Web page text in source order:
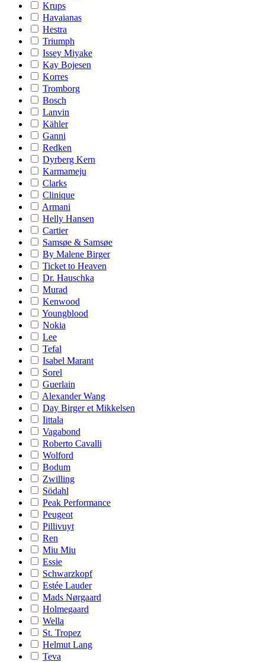
Krups
Havaianas
Hestra
Triumph
Issey Miyake
Kay Bojesen
Korres
Tromborg
Bosch
Lanvin
Kähler
Ganni
Redken
Dyrberg Kern
Karmameju
Clarks
Clinique
Armani
Helly Hansen
Cartier
Samsøe & Samsøe
By Malene Birger
Ticket to Heaven
Dr. Hauschka
Murad
Kenwood
Youngblood
Nokia
Lee
Tefal
Isabel Marant
Sorel
Guerlain
Alexander Wang
Day Birger et Mikkelsen
Iittala
Vagabond
Roberto Cavalli
Wolford
Bodum
Zwilling
Södahl
Peak Performance
Peugeot
Pillivuyt
Ren
Miu Miu
Essie
Schwarzkopf
Estée Lauder
Mads Nørgaard
Holmegaard
Wella
St. Tropez
Helmut Lang
Teva